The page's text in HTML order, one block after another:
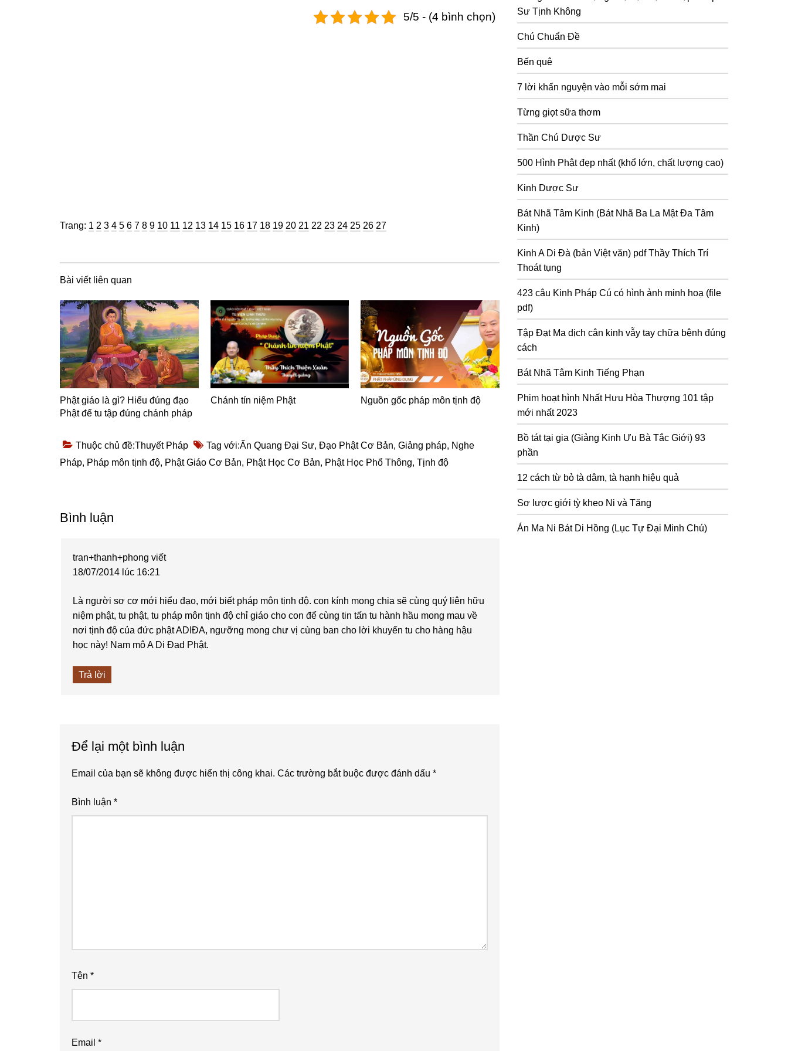
5/5 - (4 bình chọn)
Trang: Trang
1 Trang
2 Trang
3 Trang
4 Trang
5 Trang
6 Trang
7 Trang
8 Trang
9 Trang
10 Trang
11 Trang
12 Trang
13 Trang
14 Trang
15 Trang
16 Trang
17 Trang
18 Trang
19 Trang
20 Trang
21 Trang
22 Trang
23 Trang
24 Trang
25 Trang
26 Trang
27
Bài viết liên quan
Phật giáo là gì? Hiểu đúng đạo
Phật để tu tập đúng chánh pháp
Chánh tín niệm Phật Nguồn gốc pháp môn tịnh độ
Thuộc chủ đề:Thuyết Pháp Tag với:Ấn Quang Đại Sư, Đạo Phật Cơ Bản, Giảng pháp, Nghe
Pháp, Pháp môn tịnh độ, Phật Giáo Cơ Bản, Phật Học Cơ Bản, Phật Học Phổ Thông, Tịnh độ
Reader
Bình luận
tran+thanh+phong viết
18/07/2014 lúc 16:21
Là người sơ cơ mới hiểu đạo, mới biết pháp môn tịnh độ. con kính mong chia sẽ cùng quý liên hữu
niệm phật, tu phật, tu pháp môn tịnh độ chỉ giáo cho con để cùng tin tấn tu hành hầu mong mau về
nơi tịnh độ của đức phật ADIĐA, ngưỡng mong chư vị cùng ban cho lời khuyến tu cho hàng hậu
học này! Nam mô A Di Đad Phật.
Trả lời
Để lại một bình luận
Email của bạn sẽ không được hiển thị công khai. Các trường bắt buộc được đánh dấu *
Bình luận *
Tên *
Email *
Sư Tịnh Không
Chú Chuẩn Đề
Bến quê
7 lời khấn nguyện vào mỗi sớm mai
Từng giọt sữa thơm
Thần Chú Dược Sư
500 Hình Phật đẹp nhất (khổ lớn, chất lượng cao)
Kinh Dược Sư
Bát Nhã Tâm Kinh (Bát Nhã Ba La Mật Đa Tâm
Kinh)
Kinh A Di Đà (bản Việt văn) pdf Thầy Thích Trí
Thoát tụng
423 câu Kinh Pháp Cú có hình ảnh minh hoạ (file
pdf)
Tập Đạt Ma dịch cân kinh vẫy tay chữa bệnh đúng
cách
Bát Nhã Tâm Kinh Tiếng Phạn
Phim hoạt hình Nhất Hưu Hòa Thượng 101 tập
mới nhất 2023
Bồ tát tại gia (Giảng Kinh Ưu Bà Tắc Giới) 93
phần
12 cách từ bỏ tà dâm, tà hạnh hiệu quả
Sơ lược giới tỳ kheo Ni và Tăng
Án Ma Ni Bát Di Hồng (Lục Tự Đại Minh Chú)